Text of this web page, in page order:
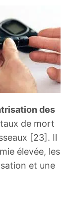
des
de mort
[23]. Il
élevée, les
et une